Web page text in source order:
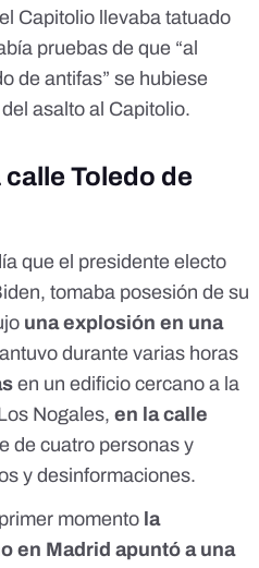
Capitolio llevaba tatuado
pruebas de que “al
de antifas” se hubiese
asalto al Capitolio.
Toledo de
que el presidente electo
tomaba posesión de su
una explosión en una
durante varias horas
en un edificio cercano a la
Nogales, en la calle
de cuatro personas y
y desinformaciones.
momento la
en Madrid apuntó a una